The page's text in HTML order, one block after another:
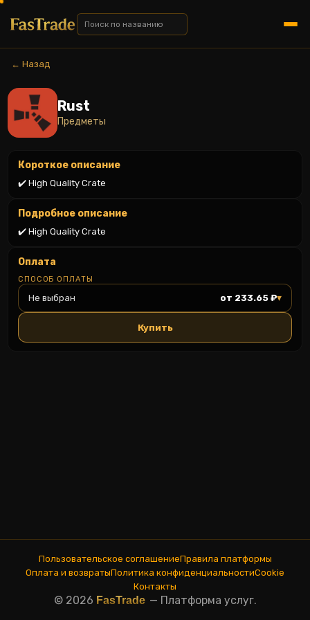
← Назад
Rust
Предметы
Короткое описание
✔️ High Quality Crate
Подробное описание
✔️ High Quality Crate
Оплата
СПОСОБ ОПЛАТЫ
Не выбран от 233.65 ₽▾
Купить
Пользовательское соглашениеПравила платформы
Оплата и возвратыПолитика конфиденциальностиCookie
Контакты
© 2026 FasTrade — Платформа услуг.